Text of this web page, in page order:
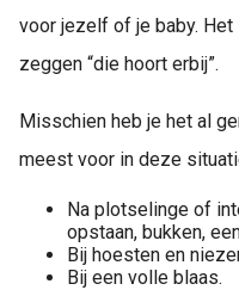
voor jezelf of je baby. Het
zeggen “die hoort erbij”.
Misschien heb je het al
meest voor in deze
Na plotselinge of
opstaan, bukken,
Bij hoesten en
Bij een volle blaas.